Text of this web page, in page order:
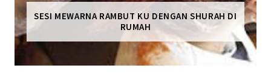
SESI MEWARNA RAMBUT KU DENGAN SHURAH DI
RUMAH